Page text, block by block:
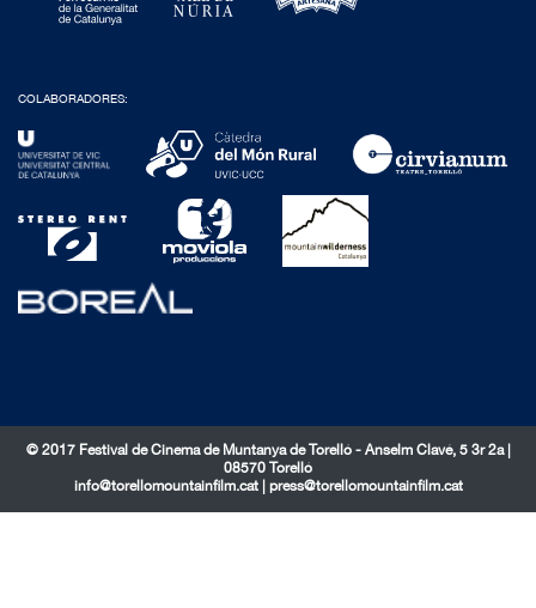
COLABORADORES:
© 2017 Festival de Cinema de Muntanya de Torelló - Anselm Clavé, 5 3r 2a |
08570 Torelló
info@torellomountainfilm.cat
press@torellomountainfilm.cat